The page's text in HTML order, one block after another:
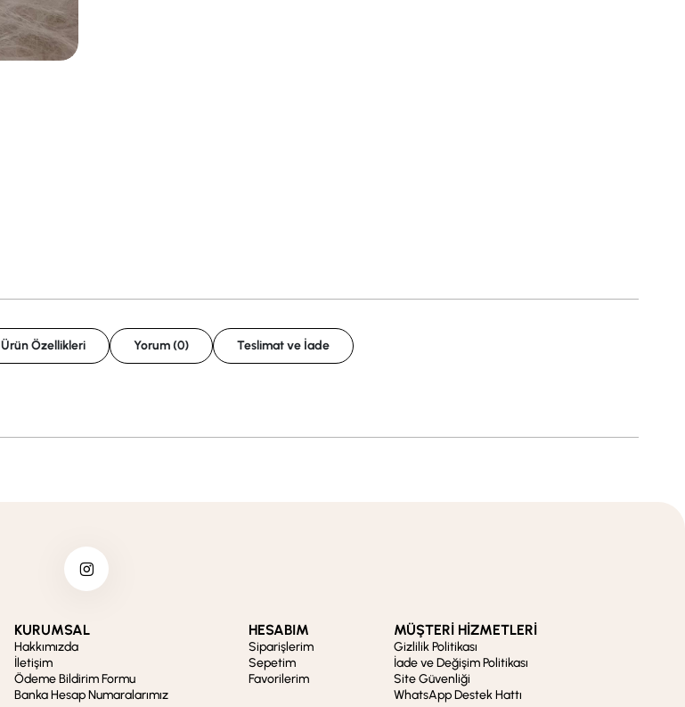
Ürün Özellikleri Yorum (0) Teslimat ve İade
KURUMSAL
Hakkımızda
İletişim
Ödeme Bildirim Formu
Banka Hesap Numaralarımız
HESABIM
Siparişlerim
Sepetim
Favorilerim
MÜŞTERİ HİZMETLERİ
Gizlilik Politikası
İade ve Değişim Politikası
Site Güvenliği
WhatsApp Destek Hattı